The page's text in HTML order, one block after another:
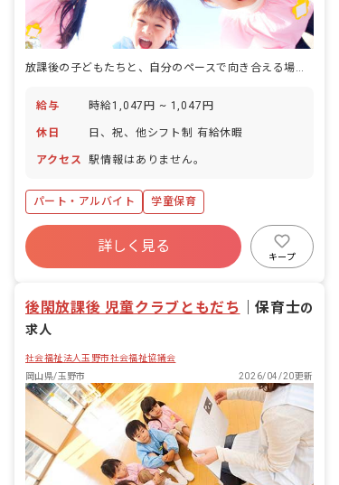
放課後の子どもたちと、自分のペースで向き合える場所があります。
給与 時給1,047円 ~ 1,047円
休日 日、祝、他シフト制 有給休暇
アクセス 駅情報はありません。
パート・アルバイト 学童保育
詳しく見る
キープ
後閑放課後 児童クラブともだち ｜保育士の
求人
社会福祉法人玉野市社会福祉協議会
岡山県/玉野市
2026/04/20更新